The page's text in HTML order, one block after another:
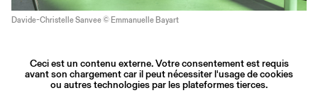
Davide-Christelle Sanvee © Emmanuelle Bayart
Ceci est un contenu externe. Votre consentement est requis
avant son chargement car il peut nécessiter l'usage de cookies
ou autres technologies par les plateformes tierces.